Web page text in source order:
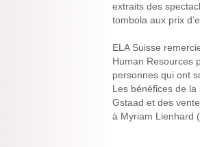
extraits des
tombola aux prix
ELA Suisse
Human Resources
personnes qui ont
Les bénéfices de
Gstaad et des
à Myriam Lienhard